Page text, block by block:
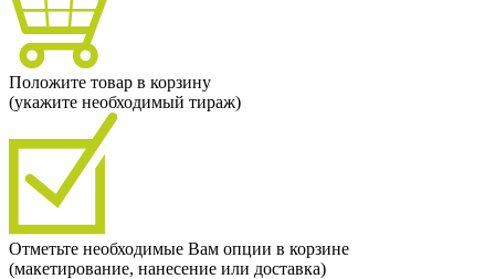
Положите товар в корзину
(укажите необходимый тираж)
Отметьте необходимые Вам опции в корзине
(макетирование, нанесение или доставка)